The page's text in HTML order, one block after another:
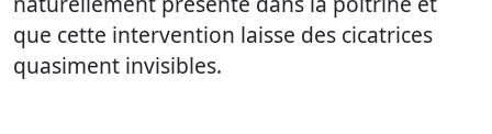
que cette intervention laisse des cicatrices
quasiment invisibles.